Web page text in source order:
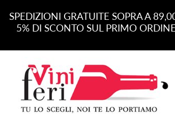
SPEDIZIONI GRATUITE SOPRA A
5% DI SCONTO SUL PRIMO